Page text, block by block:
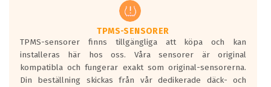
TPMS-SENSORER
TPMS-sensorer finns tillgängliga att köpa och kan
installeras här hos oss. Våra sensorer är original
kompatibla och fungerar exakt som original-sensorerna.
Din beställning skickas från vår dedikerade däck- och